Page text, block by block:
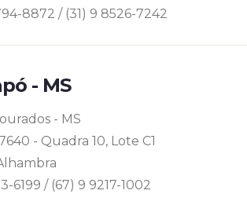
8872 / (31) 9 8526-7242
- MS
- MS
- Quadra 10, Lote C1
6199 / (67) 9 9217-1002